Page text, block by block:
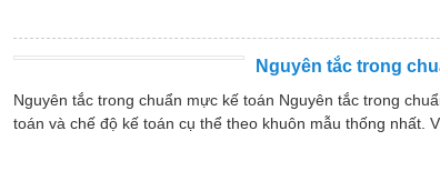
Nguyên tắc trong
Nguyên tắc trong chuẩn mực kế toán Nguyên tắc trong
toán và chế độ kế toán cụ thể theo khuôn mẫu thống nhất.